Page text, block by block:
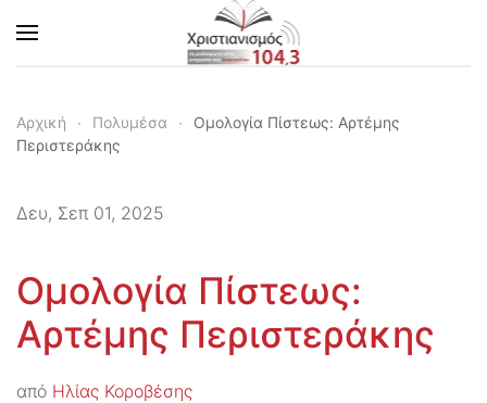
Skip to main content
Αρχική Πολυμέσα
Ομολογία Πίστεως: Αρτέμης
Περιστεράκης
Δευ, Σεπ 01, 2025
Ομολογία Πίστεως:
Αρτέμης Περιστεράκης
από Ηλίας Κοροβέσης